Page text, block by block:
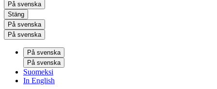
På svenska
Stäng
På svenska
På svenska
På svenska
På svenska
Suomeksi
In English